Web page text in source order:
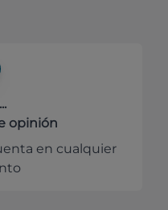
opinión
en cualquier